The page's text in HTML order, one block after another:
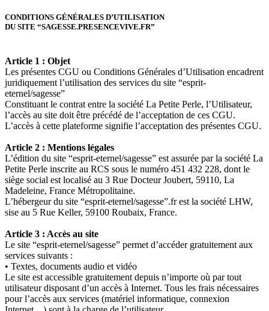
CONDITIONS GÉNÉRALES D’UTILISATION
DU SITE “SAGESSE.PRESENCEVIVE.FR”
Article 1 : Objet
Les présentes CGU ou Conditions Générales d’Utilisation encadrent
juridiquement l’utilisation des services du site “esprit-
eternel/sagesse”
Constituant le contrat entre la société La Petite Perle, l’Utilisateur,
l’accès au site doit être précédé de l’acceptation de ces CGU.
L’accès à cette plateforme signifie l’acceptation des présentes CGU.
Article 2 : Mentions légales
L’édition du site “esprit-eternel/sagesse” est assurée par la société La
Petite Perle inscrite au RCS sous le numéro 451 432 228, dont le
siège social est localisé au 3 Rue Docteur Joubert, 59110, La
Madeleine, France Métropolitaine.
L’hébergeur du site “esprit-eternel/sagesse”.fr est la société LHW,
sise au 5 Rue Keller, 59100 Roubaix, France.
Article 3 : Accès au site
Le site “esprit-eternel/sagesse” permet d’accéder gratuitement aux
services suivants :
• Textes, documents audio et vidéo
Le site est accessible gratuitement depuis n’importe où par tout
utilisateur disposant d’un accès à Internet. Tous les frais nécessaires
pour l’accès aux services (matériel informatique, connexion